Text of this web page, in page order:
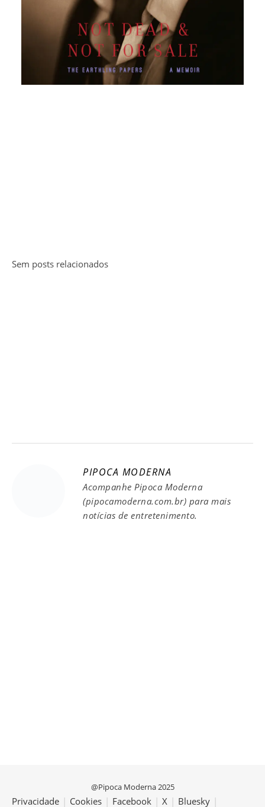
Sem posts relacionados
PIPOCA MODERNA
Acompanhe Pipoca Moderna
(pipocamoderna.com.br) para mais
notícias de entretenimento.
@Pipoca Moderna 2025
Privacidade | Cookies | Facebook | X | Bluesky |